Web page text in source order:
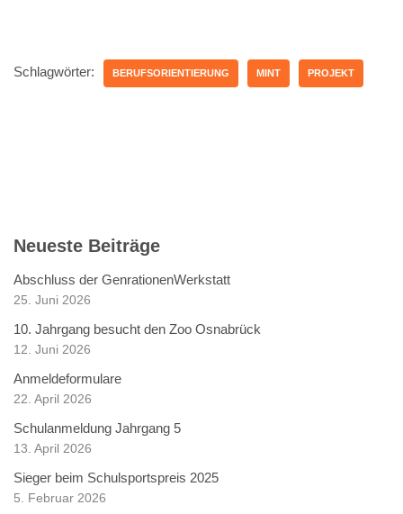
Schlagwörter: BERUFSORIENTIERUNG MINT PROJEKT
Neueste Beiträge
Abschluss der GenrationenWerkstatt
25. Juni 2026
10. Jahrgang besucht den Zoo Osnabrück
12. Juni 2026
Anmeldeformulare
22. April 2026
Schulanmeldung Jahrgang 5
13. April 2026
Sieger beim Schulsportspreis 2025
5. Februar 2026